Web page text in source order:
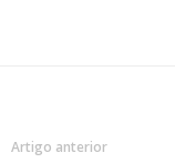
Artigo anterior